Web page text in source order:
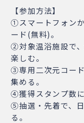
【参加方法】
①スマートフォン
ード(無料)。
②対象温浴施設で
楽しむ。
③専用二次元コー
集める。
④獲得スタンプ数
⑤抽選・先着で、
る。